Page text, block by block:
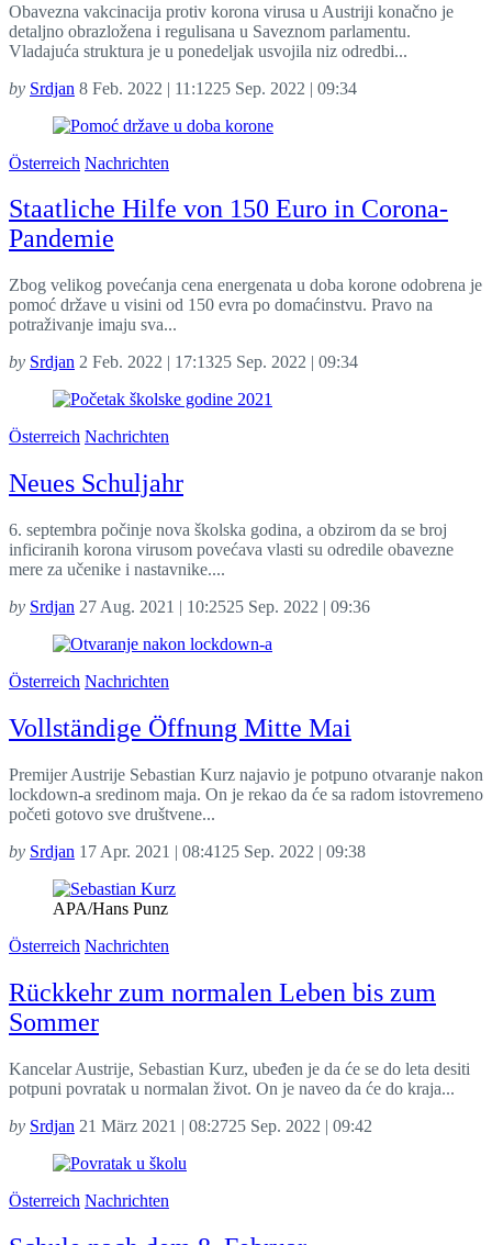
Obavezna vakcinacija protiv korona virusa u Austriji konačno je
detaljno obrazložena i regulisana u Saveznom parlamentu.
Vladajuća struktura je u ponedeljak usvojila niz odredbi...
by Srdjan 8 Feb. 2022 | 11:1225 Sep. 2022 | 09:34
Österreich Nachrichten
Staatliche Hilfe von 150 Euro in Corona-
Pandemie
Zbog velikog povećanja cena energenata u doba korone odobrena je
pomoć države u visini od 150 evra po domaćinstvu. Pravo na
potraživanje imaju sva...
by Srdjan 2 Feb. 2022 | 17:1325 Sep. 2022 | 09:34
Österreich Nachrichten
Neues Schuljahr
6. septembra počinje nova školska godina, a obzirom da se broj
inficiranih korona virusom povećava vlasti su odredile obavezne
mere za učenike i nastavnike....
by Srdjan 27 Aug. 2021 | 10:2525 Sep. 2022 | 09:36
Österreich Nachrichten
Vollständige Öffnung Mitte Mai
Premijer Austrije Sebastian Kurz najavio je potpuno otvaranje nakon
lockdown-a sredinom maja. On je rekao da će sa radom istovremeno
početi gotovo sve društvene...
by Srdjan 17 Apr. 2021 | 08:41 25 Sep. 2022 | 09:38
APA/Hans Punz
Österreich Nachrichten
Rückkehr zum normalen Leben bis zum
Sommer
Kancelar Austrije, Sebastian Kurz, ubeđen je da će se do leta desiti
potpuni povratak u normalan život. On je naveo da će do kraja...
by Srdjan 21 März 2021 | 08:2725 Sep. 2022 | 09:42
Österreich Nachrichten